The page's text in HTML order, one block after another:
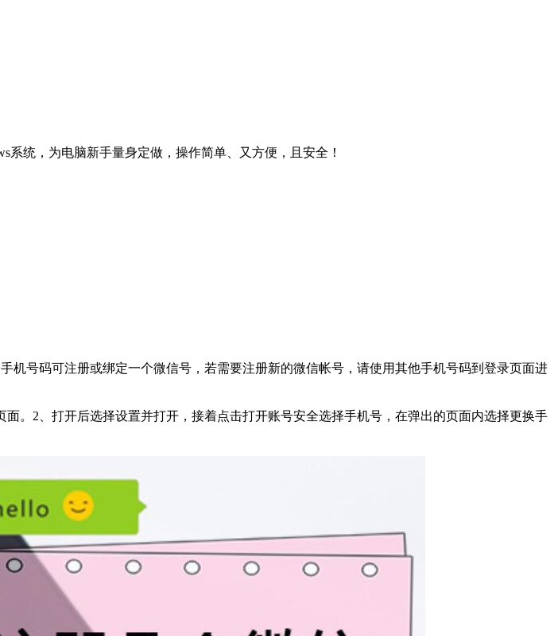
系统，为电脑新手量身定做，操作简单、又方便，且安全！
号码可注册或绑定一个微信号，若需要注册新的微信帐号，请使用其他手机号码到登录页面进
。2、打开后选择设置并打开，接着点击打开账号安全选择手机号，在弹出的页面内选择更换手